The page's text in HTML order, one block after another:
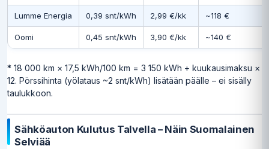
Lumme Energia 0,39 snt/kWh 2,99 €/kk ~118 €
Oomi 0,45 snt/kWh 3,90 €/kk ~140 €
* 18 000 km × 17,5 kWh/100 km = 3 150 kWh + kuukausimaksu ×
12. Pörssihinta (yölataus ~2 snt/kWh) lisätään päälle – ei sisälly
taulukkoon.
Sähköauton Kulutus Talvella – Näin Suomalainen
Selviää